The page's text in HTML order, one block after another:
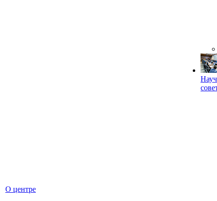
О центре